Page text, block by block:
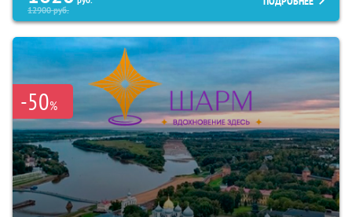
12900руб.
-50%